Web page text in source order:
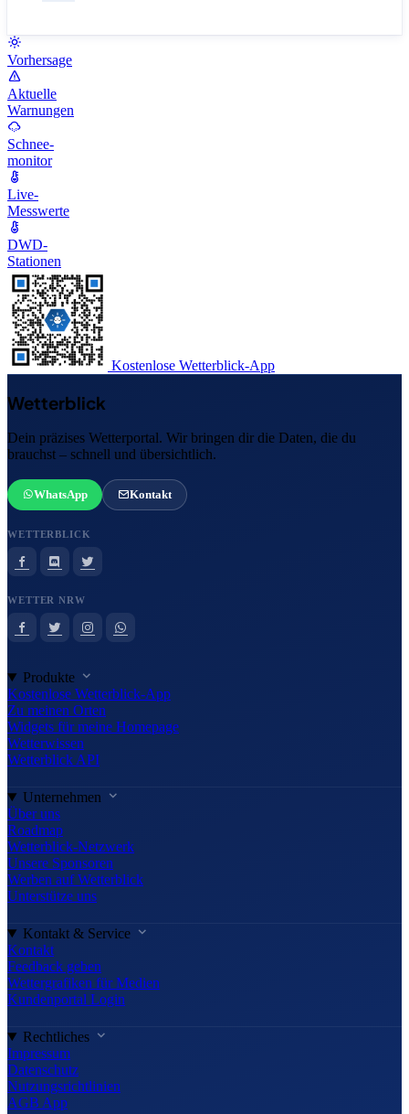
Vorhersage
Aktuelle
Warnungen
Schnee-
monitor
Live-
Messwerte
DWD-
Stationen
Kostenlose Wetterblick-App
Wetterblick
Dein präzises Wetterportal. Wir bringen dir die Daten, die du
brauchst – schnell und übersichtlich.
WhatsApp Kontakt
WETTERBLICK
WETTER NRW
Produkte
Kostenlose Wetterblick-App
Zu meinen Orten
Widgets für meine Homepage
Wetterwissen
Wetterblick API
Unternehmen
Über uns
Roadmap
Wetterblick-Netzwerk
Unsere Sponsoren
Werben auf Wetterblick
Unterstütze uns
Kontakt & Service
Kontakt
Feedback geben
Wettergrafiken für Medien
Kundenportal Login
Rechtliches
Impressum
Datenschutz
Nutzungsrichtlinien
AGB App